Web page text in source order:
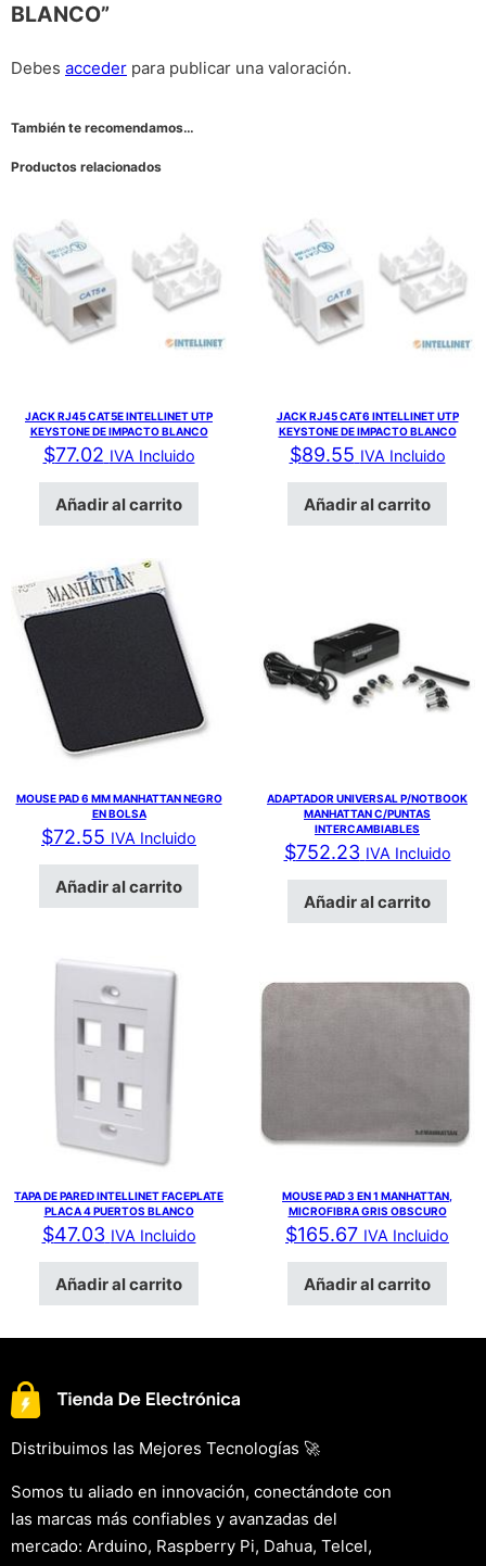
BLANCO”
Debes acceder para publicar una valoración.
También te recomendamos…
Productos relacionados
JACK RJ45 CAT5E INTELLINET UTP
KEYSTONE DE IMPACTO BLANCO
$77.02 IVA Incluido
Añadir al carrito
JACK RJ45 CAT6 INTELLINET UTP
KEYSTONE DE IMPACTO BLANCO
$89.55 IVA Incluido
Añadir al carrito
MOUSE PAD 6 MM MANHATTAN NEGRO
EN BOLSA
$72.55 IVA Incluido
Añadir al carrito
ADAPTADOR UNIVERSAL P/NOTBOOK
MANHATTAN C/PUNTAS
INTERCAMBIABLES
$752.23 IVA Incluido
Añadir al carrito
TAPA DE PARED INTELLINET FACEPLATE
PLACA 4 PUERTOS BLANCO
$47.03 IVA Incluido
Añadir al carrito
MOUSE PAD 3 EN 1 MANHATTAN,
MICROFIBRA GRIS OBSCURO
$165.67 IVA Incluido
Añadir al carrito
Distribuimos las Mejores Tecnologías 🚀
Somos tu aliado en innovación, conectándote con
las marcas más confiables y avanzadas del
mercado: Arduino, Raspberry Pi, Dahua, Telcel,